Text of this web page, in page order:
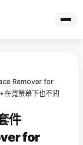
Remover for
寬螢幕下也不囧
件
for